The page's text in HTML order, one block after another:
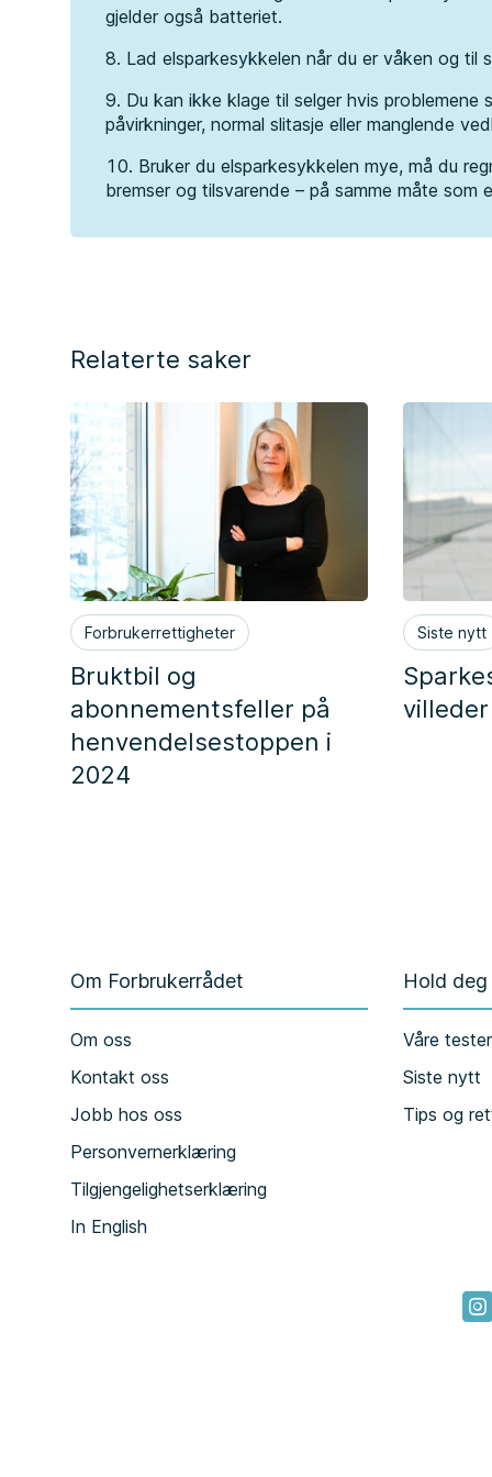
gjelder også batteriet.
Lad elsparkesykkelen når du er våken og til
Du kan ikke klage til selger hvis
påvirkninger, normal slitasje eller manglende
Bruker du elsparkesykkelen mye, må du
bremser og tilsvarende – på samme måte som
Relaterte saker
Forbrukerrettigheter
Bruktbil og
abonnementsfeller på
henvendelsestoppen i
2024
Siste nytt
Om Forbrukerrådet
Om oss
Kontakt oss
Jobb hos oss
Personvernerklæring
Tilgjengelighetserklæring
In English
Hold
Våre tester
Siste nytt
Tips og